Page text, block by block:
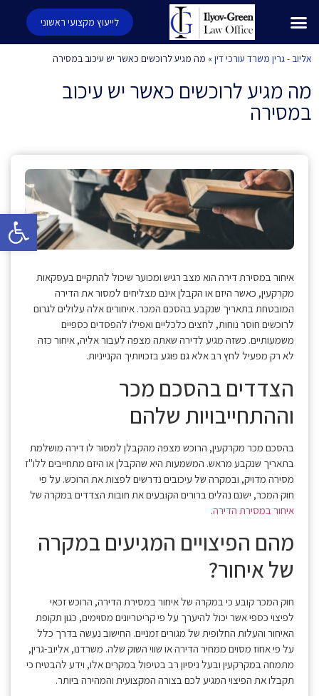
פתח
לייעוץ מקצועי ראשוני
אליוב - גרין משרד עורכי דין» מה מגיע לרוכשים כאשר יש עיכוב במסירה
מה מגיע לרוכשים כאשר יש עיכוב
במסירה
איחור במסירת דירה הוא מצב רגיש ומכוער שיכול להתקיים בעסקאות
מקרקעין, כאשר היזם או הקבלן אינם מצליחים למסור את הדירה
המובטחת בתאריך שנקבע בהסכם המכר. איחורים אלה עלולים לגרום
לרוכשים חוסר נוחות, לחצים כלכליים ואפילו להפסדים כספיים
משמעותיים. כשזה מגיע לדירה שאתה מצפה לעבור אליה, איחור כזה
לא רק מפעיל לחץ רב אלא גם פוגע בזכויותיך הקנייניות.
הצדדים בהסכם מכר
וההתחייבויות שלהם
בהסכם מכר מקרקעין, הרוכש מצפה מהקבלן למסור לו דירה מושלמת
בתאריך שנקבע מראש. המשמעות היא שהקבלן או היזם מתחייבים ללו"ז
מסירה מדויק, ובמקרה של עיכובים נדרשים לפצות את הרוכש. על פי
חוק המכר, ישנם נהלים ברורים הקובעים את חובות הצדדים במקרה של
איחור במסירת הדירה.
מהם הפיצויים המגיעים במקרה
של איחור?
חוק המכר קובע כי במקרה של איחור במסירת הדירה, הרוכש זכאי
לפיצוי כספי אשר יכול להיערך על פי קריטריונים מסוימים, כגון תקופת
האיחור והעלות החלופית של מגורים זמניים. החישוב נעשה בדרך כלל
על פי אחוז מסוים ממחיר הדירה או שווי השוק שלה. משרדנו, אליוב-גרין,
מתמחה במקרקעין ובעל ניסיון רב בטיפול במקרים אלו, וידע להבטיח כי
תקבלו את הפיצוי המגיע לכם בצורה המקצועית והמהירה ביותר.